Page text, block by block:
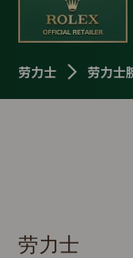
劳力士 劳力士
劳力士